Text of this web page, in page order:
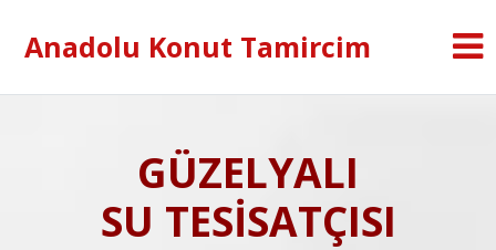
Anadolu Konut Tamircim
GÜZELYALI
SU TESİSATÇISI